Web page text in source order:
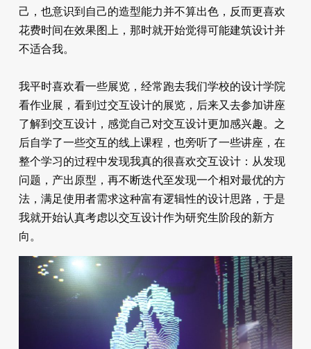
己，也意识到自己的造型能力并不算出色，反而更喜欢
花费时间在效果图上，那时就开始觉得可能建筑设计并
不适合我。
我平时喜欢看一些展览，经常跑去我们学校的设计学院
看作业展，看到过交互设计的展览，后来又去参加讲座
了解到交互设计，感觉自己对交互设计更加感兴趣。之
后自学了一些交互的线上课程，也旁听了一些讲座，在
整个学习的过程中发现我真的很喜欢交互设计：从发现
问题，产出原型，再不断迭代至发现一个相对最优的方
法，满足使用者需求这种富有逻辑性的设计思路，于是
我就开始认真考虑以交互设计作为研究生阶段的新方
向。